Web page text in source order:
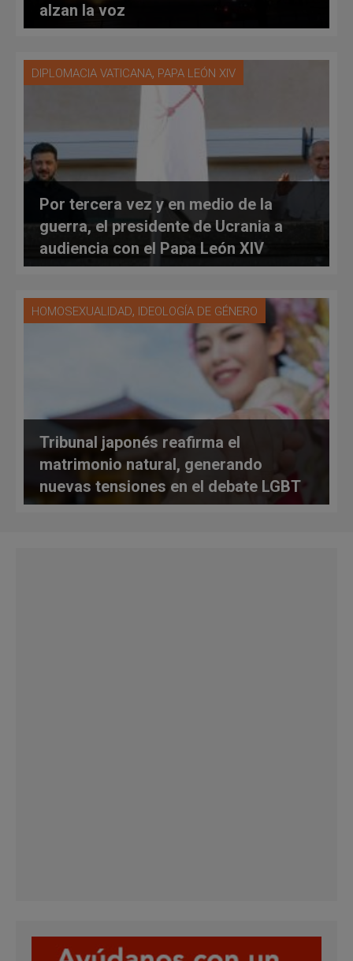
alzan la voz
DIPLOMACIA VATICANA, PAPA LEÓN XIV
Por tercera vez y en medio de la
guerra, el presidente de Ucrania a
audiencia con el Papa León XIV
HOMOSEXUALIDAD, IDEOLOGÍA DE GÉNERO
Tribunal japonés reafirma el
matrimonio natural, generando
nuevas tensiones en el debate LGBT
en Japón